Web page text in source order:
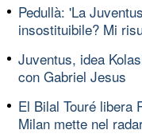
Pedullà: 'La
insostituibile? Mi
Juventus, idea
con Gabriel Jesus
El Bilal Touré libera
Milan mette nel